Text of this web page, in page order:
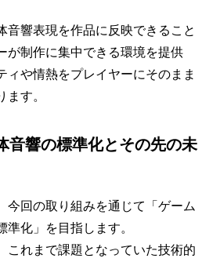
響表現を作品に反映できること
が制作に集中できる環境を提供
ィや情熱をプレイヤーにそのまま
ます。
音響の標準化とその先の未
回の取り組みを通じて「ゲーム
化」を目指します。
れまで課題となっていた技術的